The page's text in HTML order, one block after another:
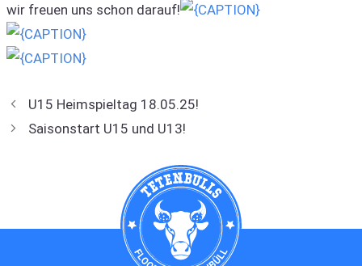
wir freuen uns schon darauf!
U15 Heimspieltag 18.05.25!
Saisonstart U15 und U13!